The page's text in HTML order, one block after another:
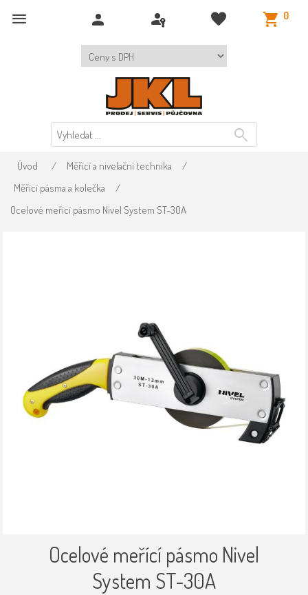
0
Úvod / Měřící a nivelační technika
/
Měřící pásma a kolečka
/
Ocelové meřící pásmo Nivel System ST-30A
Ocelové meřící pásmo Nivel
System ST-30A